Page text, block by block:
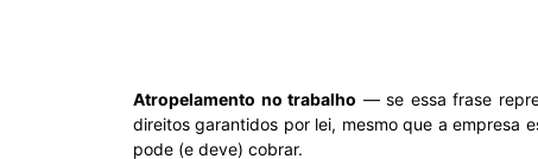
Atropelamento no trabalho — se essa frase
direitos garantidos por lei, mesmo que a empresa
pode (e deve) cobrar.